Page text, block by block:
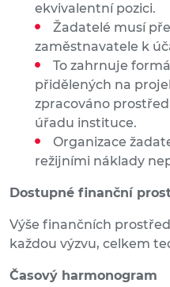
ekvivalentní pozici.
Žadatelé musí
zaměstnavatele k
To zahrnuje
přidělených na
zpracováno
úřadu instituce.
Organizace
režijními náklady
Dostupné finanční
Výše finančních
každou výzvu, celkem
Časový harmonogram